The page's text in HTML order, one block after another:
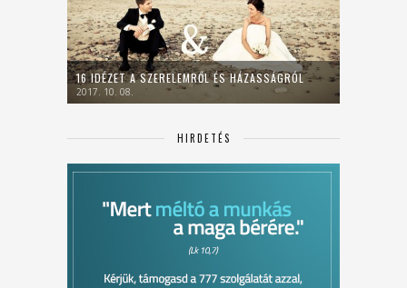
16 IDÉZET A SZERELEMRŐL ÉS HÁZASSÁGRÓL
2017. 10. 08.
HIRDETÉS